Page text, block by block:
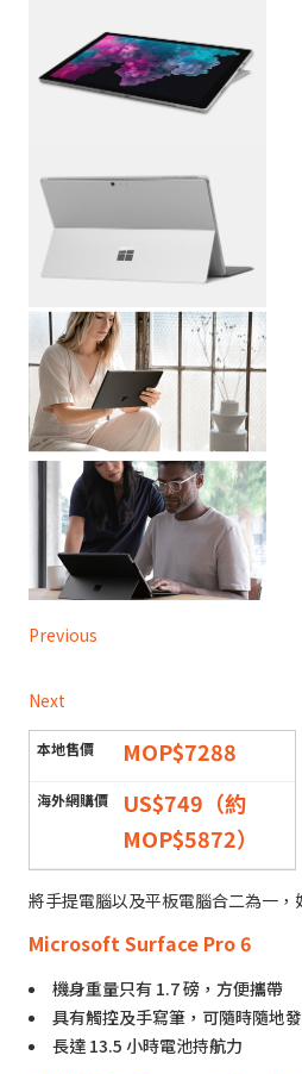
Previous
Next
MOP$7288
US$749（約
MOP$5872）
將手提電腦以及平板電腦合二為一，
Microsoft Surface Pro 6
機身重量只有 1.7 磅，方便攜帶
具有觸控及手寫筆，可隨時隨地
長達 13.5 小時電池持航力